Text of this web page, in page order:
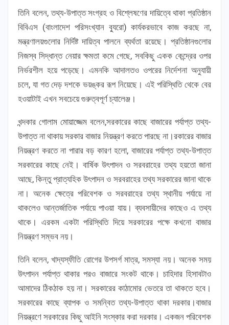
তিনি বলেন, তথ্য-উপাত্ত সংগ্রহ ও বিশ্লেষণের দায়িত্বে থাকা প্রতিষ্ঠান
বিবিএস (বাংলাদেশ পরিসংখ্যান ব্যুরো) কার্যকরভাবে কাজ করছে না,
মন্ত্রণালয়গুলোর নির্দিষ্ট দায়িত্ব পালনে ব্যর্থতা রয়েছে। প্রতিষ্ঠানগুলোর
নিজস্ব সিদ্ধান্ত নেয়ার ক্ষমতা কমে গেছে, সবকিছু একক কেন্দ্রের ওপর
নির্ভরশীল হয়ে পড়েছে। এমনকি আদালতও ওপরের নির্দেশনা অনুযায়ী
চলে, যা গত দেড় দশকে ভয়ঙ্কর রূপ নিয়েছে। এই পরিস্থিতি থেকে বের
হওয়াটাই এখন সবচেয়ে গুরুত্বপূর্ণ চ্যালেঞ্জ।
খন্দকার গোলাম মোয়াজ্জেম বলেন,সরকারের কাছে বাজারের পর্যাপ্ত তথ্য-
উপাত্ত না থাকায় সরকার বাজার নিয়ন্ত্রণ করতে পারছে না।রকারের বাজার
নিয়ন্ত্রণ করতে না পারার বড় কারণ হলো, বাজারের পর্যাপ্ত তথ্য-উপাত্ত
সরকারের কাছে নেই। বার্ষিক উৎপাদন ও সরবরাহের তথ্য হয়তো জানা
আছে, কিন্তু প্রাত্যহিক উৎপাদন ও সরবরাহের তথ্য সরকারের জানা থাকে
না। অনেক ক্ষেত্রে পরিবেশক ও সরবরাহের তথ্য স্থানীয় পর্যায়ে না
থাকলেও আন্তর্জাতিক পর্যায়ে পাওয়া যায়। ব্যবসায়ীদের কাছেও এ তথ্য
থাকে। এরকম একটা পরিস্থিতি দিয়ে সরকারের পক্ষে কখনো বাজার
নিয়ন্ত্রণ সম্ভব নয়।
তিনি বলেন, খাদ্যস্ফীতি রোগের উপসর্গ মাত্র, সমস্যা নয়। অনেক সময়
উৎপাদন পর্যাপ্ত থাকার পরও বাজারে সংকট থাকে। চাহিদার হিসাবটাও
আমাদের ঠিকঠাক হয় না। সরকারের কাঠামোর ভেতরে তা থাকতে হবে।
সরকারের কাছে ব্যাপক ও সমন্বিত তথ্য-উপাত্ত থাকা দরকার।বাজার
নিয়ন্ত্রণে সরকারের কিছু আইনি সংস্কার করা দরকার। একজন পরিবেশক